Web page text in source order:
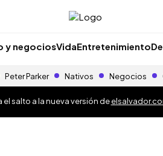
y negociosVidaEntretenimiento
Peter Parker Nativos Negocios
el salto a la nueva versión de